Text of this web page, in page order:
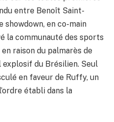
entre Benoît Saint-
showdown, en co-main
la communauté des sports
raison du palmarès de
explosif du Brésilien. Seul
en faveur de Ruffy, un
établi dans la